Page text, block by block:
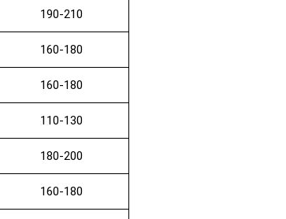
190-210
160-180
160-180
110-130
180-200
160-180